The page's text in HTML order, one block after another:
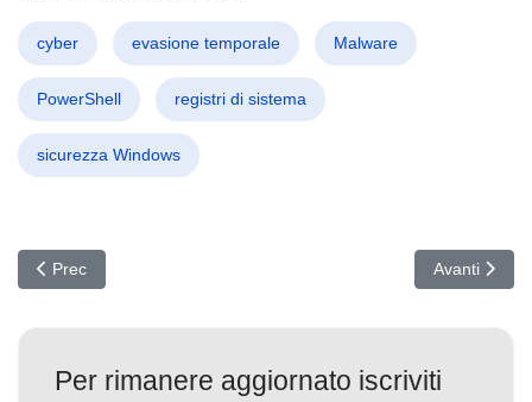
cyber evasione temporale Malware
PowerShell registri di sistema
sicurezza Windows
Articolo precedente: Allarme Android: Scoperta Vulnerabilità
Prec Articolo
Avanti
Per rimanere aggiornato iscriviti